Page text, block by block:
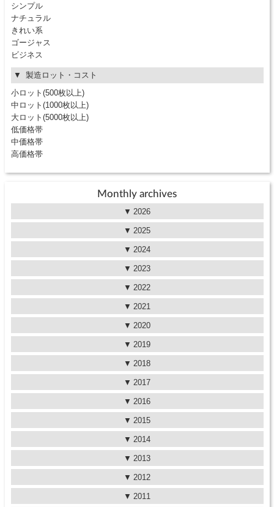
シンプル
ナチュラル
きれい系
ゴージャス
ビジネス
製造ロット・コスト
小ロット(500枚以上)
中ロット(1000枚以上)
大ロット(5000枚以上)
低価格帯
中価格帯
高価格帯
Monthly archives
2026
2025
2024
2023
2022
2021
2020
2019
2018
2017
2016
2015
2014
2013
2012
2011